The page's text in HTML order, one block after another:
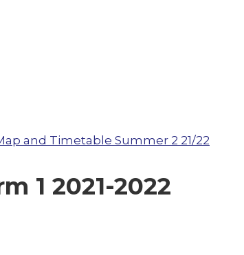
and Timetable Summer 2 21/22
1 2021-2022